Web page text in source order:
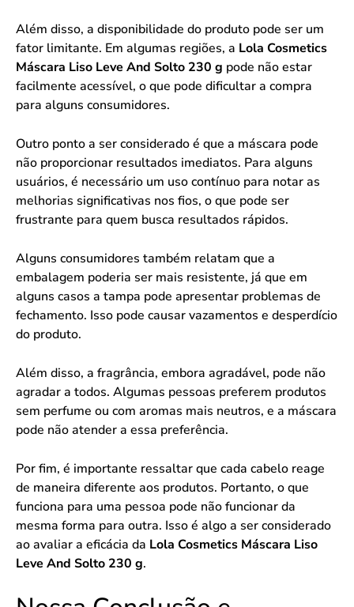
Além disso, a disponibilidade do produto pode ser um
fator limitante. Em algumas regiões, a Lola Cosmetics
Máscara Liso Leve And Solto 230 g pode não estar
facilmente acessível, o que pode dificultar a compra
para alguns consumidores.
Outro ponto a ser considerado é que a máscara pode
não proporcionar resultados imediatos. Para alguns
usuários, é necessário um uso contínuo para notar as
melhorias significativas nos fios, o que pode ser
frustrante para quem busca resultados rápidos.
Alguns consumidores também relatam que a
embalagem poderia ser mais resistente, já que em
alguns casos a tampa pode apresentar problemas de
fechamento. Isso pode causar vazamentos e desperdício
do produto.
Além disso, a fragrância, embora agradável, pode não
agradar a todos. Algumas pessoas preferem produtos
sem perfume ou com aromas mais neutros, e a máscara
pode não atender a essa preferência.
Por fim, é importante ressaltar que cada cabelo reage
de maneira diferente aos produtos. Portanto, o que
funciona para uma pessoa pode não funcionar da
mesma forma para outra. Isso é algo a ser considerado
ao avaliar a eficácia da Lola Cosmetics Máscara Liso
Leve And Solto 230 g.